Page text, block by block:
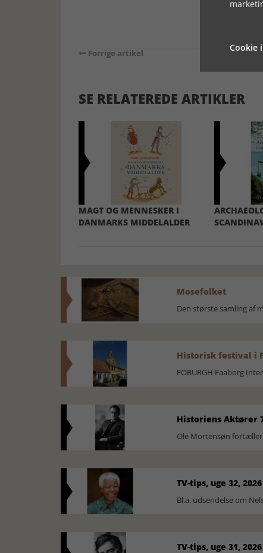
Forrige artikel
SE RELATEREDE ARTIKLER
MAGT OG MENNESKER I
DANMARKS MIDDELALDER
Mosefolket
Den største samling af
Historisk festival i
FOBURGH Faaborg
Historiens Aktører
Ole Mortensøn
TV-tips, uge 32, 2026
Bl.a. udsendelse om
TV-tips, uge 31, 2026
Cookie